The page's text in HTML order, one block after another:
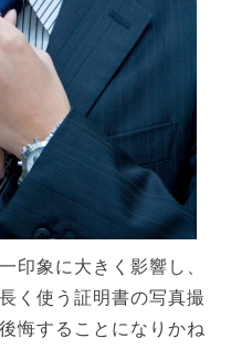
印象に大きく影響し、
く使う証明書の写真撮
悔することになりかね